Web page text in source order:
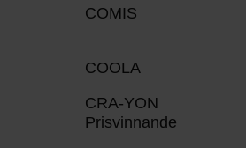
COMIS
COOLA
CRA-YON
Prisvinnande